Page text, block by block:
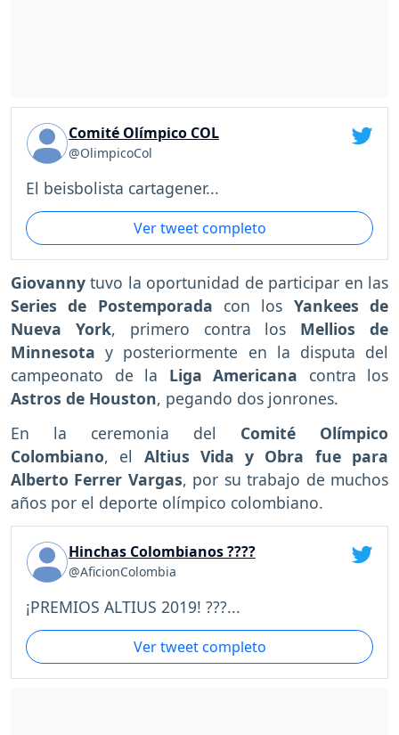
Comité Olímpico COL
@OlimpicoCol
El beisbolista cartagener...
Ver tweet completo
Giovanny tuvo la oportunidad de participar en las
Series de Postemporada con los Yankees de
Nueva York, primero contra los Mellios de
Minnesota y posteriormente en la disputa del
campeonato de la Liga Americana contra los
Astros de Houston, pegando dos jonrones.
En la ceremonia del Comité Olímpico
Colombiano, el Altius Vida y Obra fue para
Alberto Ferrer Vargas, por su trabajo de muchos
años por el deporte olímpico colombiano.
Hinchas Colombianos ????
@AficionColombia
¡PREMIOS ALTIUS 2019! ???...
Ver tweet completo